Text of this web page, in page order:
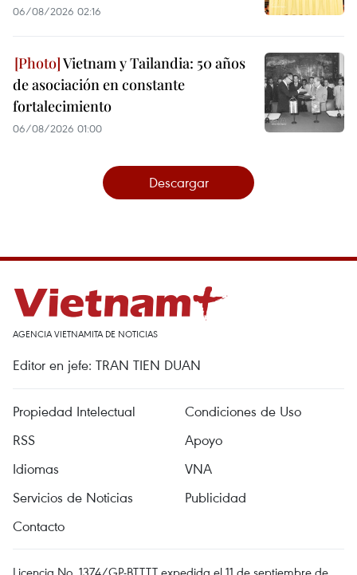
06/08/2026 02:16
Vietnam y Tailandia: 50 años
de asociación en constante
fortalecimiento
06/08/2026 01:00
Descargar
AGENCIA VIETNAMITA DE NOTICIAS
Editor en jefe: TRAN TIEN DUAN
Propiedad Intelectual
Condiciones de Uso
RSS
Apoyo
Idiomas
VNA
Servicios de Noticias
Publicidad
Contacto